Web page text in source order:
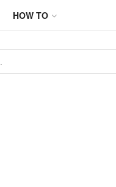
HOW TO